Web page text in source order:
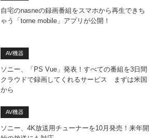
自宅のnasneの録画番組をスマホから再生できち
ゃう「torne mobile」アプリが公開！
AV機器
ソニー、「PS Vue」発表！すべての番組を3日間
クラウドで録画してくれるサービス まずは米国
から
AV機器
ソニー、4K放送用チューナーを10月発売！来年開